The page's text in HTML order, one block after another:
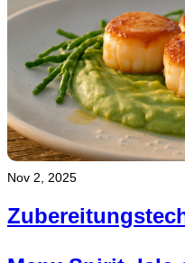
Nov 2, 2025